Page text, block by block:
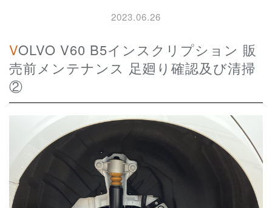
2023.06.26
VOLVO V60 B5インスクリプション 販
売前メンテナンス 足廻り確認及び清掃
②